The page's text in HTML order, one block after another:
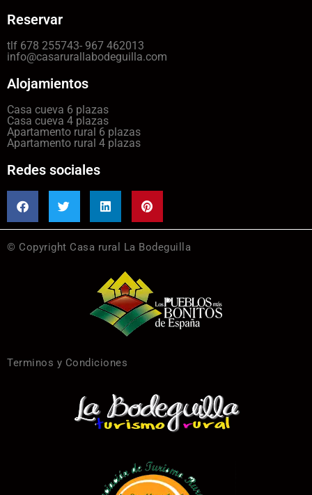
Reservar
tlf 678 255743- 967 462013
info@casarurallabodeguilla.com
Alojamientos
Casa cueva 6 plazas
Casa cueva 4 plazas
Apartamento rural 6 plazas
Apartamento rural 4 plazas
Redes sociales
© Copyright Casa rural La Bodeguilla
Terminos y Condiciones